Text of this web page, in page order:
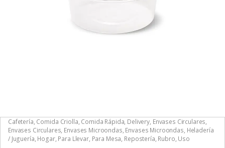
Cafetería, Comida Criolla, Comida Rápida, Delivery, Envases Circulares,
Envases Circulares, Envases Microondas, Envases Microondas, Heladería
/ Juguería, Hogar, Para Llevar, Para Mesa, Repostería, Rubro, Uso